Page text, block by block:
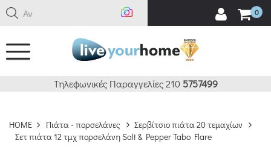
Αναζή 0
Τηλεφωνικές Παραγγελίες 210 5757499
HOME Πιάτα - πορσελάνες
Σερβίτσιο πιάτα 20 τεμαχίων
Σετ πιάτα 12 τμχ πορσελάνη Salt & Pepper Tabo Flare